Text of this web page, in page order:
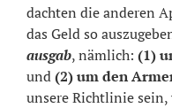
dachten die anderen
das Geld so
ausgab, nämlich: (1)
und(2) um den
unsere Richtlinie sein,